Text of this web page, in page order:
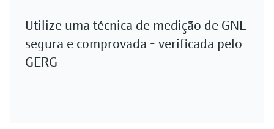
Utilize uma técnica de medição de GNL
segura e comprovada - verificada pelo
GERG